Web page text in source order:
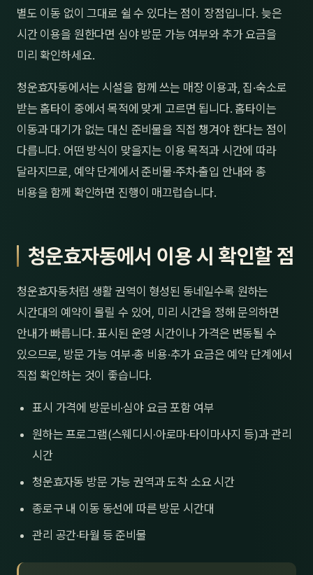
별도 이동 없이 그대로 쉴 수 있다는 점이 장점입니다. 늦은
시간 이용을 원한다면 심야 방문 가능 여부와 추가 요금을
미리 확인하세요.
청운효자동에서는 시설을 함께 쓰는 매장 이용과, 집·숙소로
받는 홈타이 중에서 목적에 맞게 고르면 됩니다. 홈타이는
이동과 대기가 없는 대신 준비물을 직접 챙겨야 한다는 점이
다릅니다. 어떤 방식이 맞을지는 이용 목적과 시간에 따라
달라지므로, 예약 단계에서 준비물·주차·출입 안내와 총
비용을 함께 확인하면 진행이 매끄럽습니다.
청운효자동에서 이용 시 확인할 점
청운효자동처럼 생활 권역이 형성된 동네일수록 원하는
시간대의 예약이 몰릴 수 있어, 미리 시간을 정해 문의하면
안내가 빠릅니다. 표시된 운영 시간이나 가격은 변동될 수
있으므로, 방문 가능 여부·총 비용·추가 요금은 예약 단계에서
직접 확인하는 것이 좋습니다.
표시 가격에 방문비·심야 요금 포함 여부
원하는 프로그램(스웨디시·아로마·타이마사지 등)과 관리
시간
청운효자동 방문 가능 권역과 도착 소요 시간
종로구 내 이동 동선에 따른 방문 시간대
관리 공간·타월 등 준비물